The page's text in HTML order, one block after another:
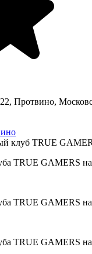
Протвино,
клуб TRUE